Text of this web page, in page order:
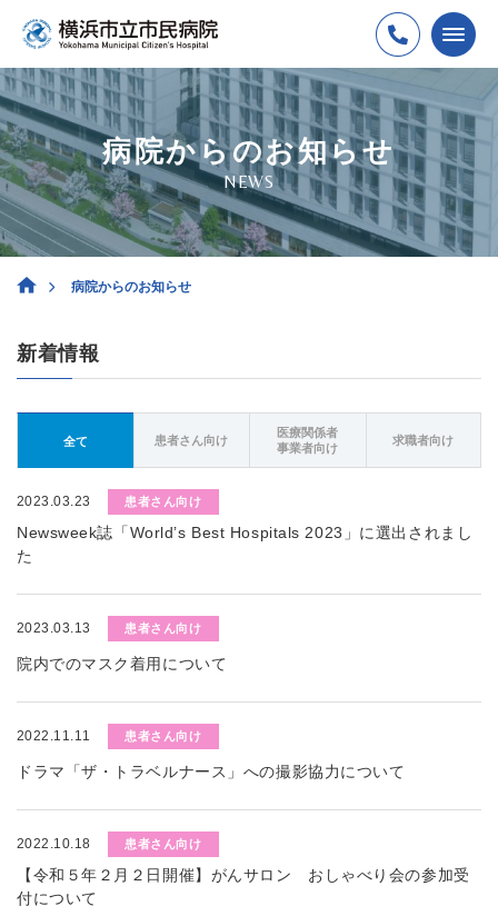
病院からのお知らせ
NEWS
病院からのお知らせ
新着情報
全て 患者さん向け
医療関係者
事業者向け
求職者向け
2023.03.23 患者さん向け
Newsweek誌「World’s Best Hospitals 2023」に選出されまし
た
2023.03.13 患者さん向け
院内でのマスク着用について
2022.11.11 患者さん向け
ドラマ「ザ・トラベルナース」への撮影協力について
2022.10.18 患者さん向け
【令和５年２月２日開催】がんサロン おしゃべり会の参加受
付について